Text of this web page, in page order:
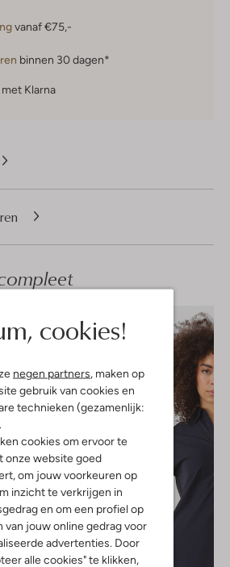
cookies!
negen partners , maken op
gebruik van cookies en
technieken (gezamenlijk:
cookies om ervoor te
onze website goed
om jouw voorkeuren op
inzicht te verkrijgen in
en om een profiel op
van jouw online gedrag voor
advertenties. Door
alle cookies" te klikken,
vanaf €75,-
binnen 30 dagen*
met Klarna